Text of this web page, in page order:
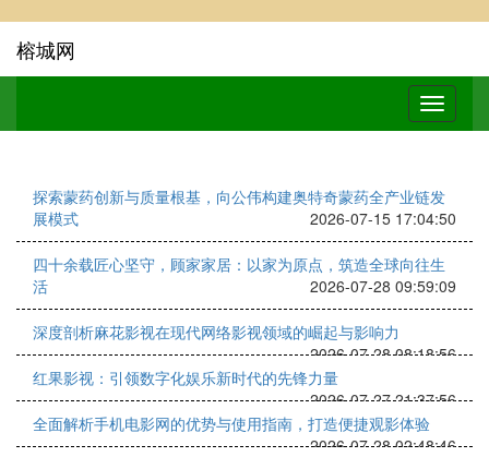
榕城网
探索蒙药创新与质量根基，向公伟构建奥特奇蒙药全产业链发
展模式
2026-07-15 17:04:50
四十余载匠心坚守，顾家家居：以家为原点，筑造全球向往生
活
2026-07-28 09:59:09
深度剖析麻花影视在现代网络影视领域的崛起与影响力
2026-07-28 08:18:56
红果影视：引领数字化娱乐新时代的先锋力量
2026-07-27 21:37:56
全面解析手机电影网的优势与使用指南，打造便捷观影体验
2026-07-28 02:48:46